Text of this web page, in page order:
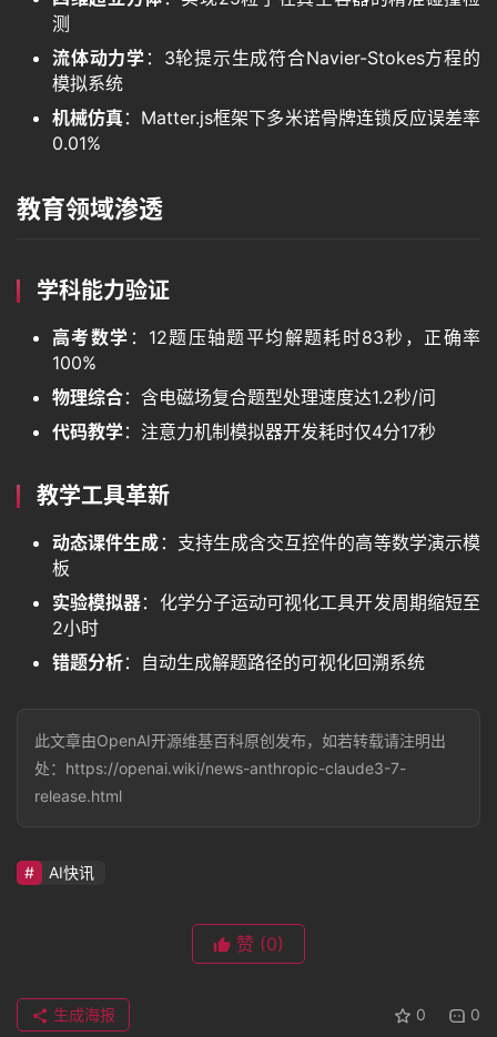
画
频
视
教
其
资
问
答
测
流体动力学 ：3轮提示生成符合Navier-Stokes方程的
模拟系统
机械仿真：Matter.js框架下多米诺骨牌连锁反应误差率
0.01%
教育领域渗透
学科能力验证
高考数学 ：12题压轴题平均解题耗时83秒，正确率
100%
物理综合：含电磁场复合题型处理速度达1.2秒/问
代码教学：注意力机制模拟器开发耗时仅4分17秒
教学工具革新
动态课件生成 ：支持生成含交互控件的高等数学演示模
板
实验模拟器：化学分子运动可视化工具开发周期缩短至
2小时
错题分析：自动生成解题路径的可视化回溯系统
此文章由OpenAI开源维基百科原创发布，如若转载请注明出
处：https://openai.wiki/news-anthropic-claude3-7-
release.html
AI快讯
赞 (0)
0 0
生成海报